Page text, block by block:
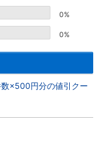
0%
0%
×500円分の値引クー